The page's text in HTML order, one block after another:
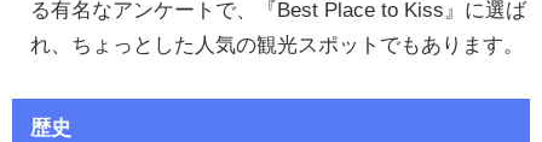
る有名なアンケートで、『Best Place to Kiss』に選ば
れ、ちょっとした人気の観光スポットでもあります。
歴史